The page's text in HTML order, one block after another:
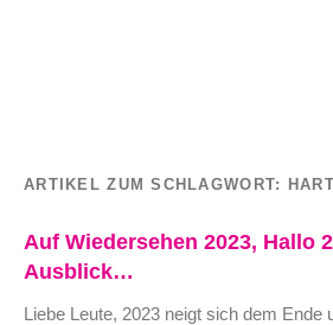
ARTIKEL ZUM SCHLAGWORT:
Auf Wiedersehen 2023, Hallo
Ausblick…
Liebe Leute, 2023 neigt sich dem Ende